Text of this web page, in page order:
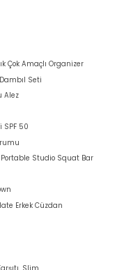
Çok Amaçlı Organizer
Seti
Alez
SPF 50
Studio Squat Bar
Erkek Cüzdan
Slim